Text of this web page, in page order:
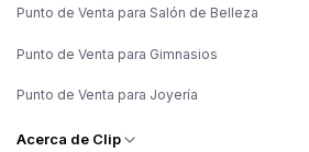
Punto de Venta para Salón de Belleza
Punto de Venta para Gimnasios
Punto de Venta para Joyería
Acerca de Clip